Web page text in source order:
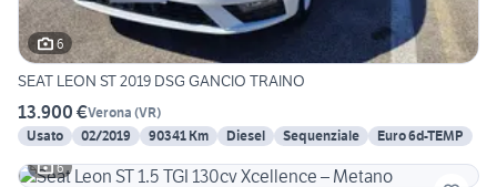
6
SEAT LEON ST 2019 DSG GANCIO TRAINO
13.900 €Verona (VR)
Usato
02/2019 90341 Km Diesel Sequenziale
Euro 6d-TEMP
6